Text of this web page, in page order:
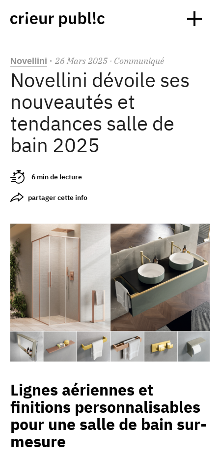
Novellini · 26Mars2025 · Communiqué
Novellini dévoile ses
nouveautés et
tendances salle de
bain 2025
6 min de lecture
partager cette info
Lignes aériennes et
finitions personnalisables
pour une salle de bain sur-
mesure